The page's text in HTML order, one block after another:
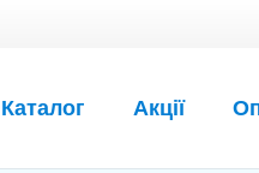
Каталог Акції